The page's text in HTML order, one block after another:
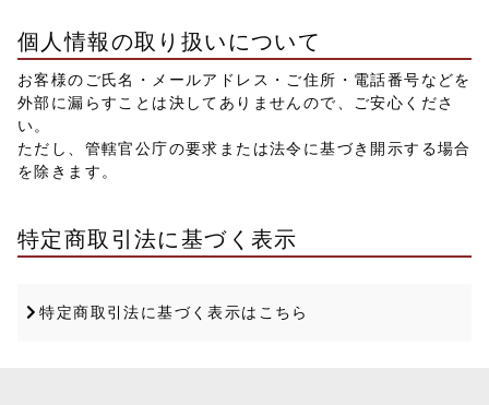
個人情報の取り扱いについて
お客様のご氏名・メールアドレス・ご住所・電話番号などを
外部に漏らすことは決してありませんので、ご安心くださ
い。
ただし、管轄官公庁の要求または法令に基づき開示する場合
を除きます。
特定商取引法に基づく表示
特定商取引法に基づく表示はこちら